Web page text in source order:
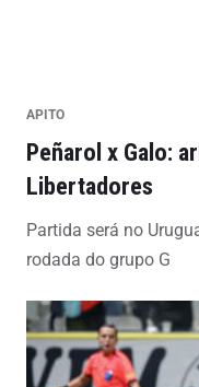
APITO
Peñarol x Galo:
Libertadores
Partida será no
rodada do grupo G